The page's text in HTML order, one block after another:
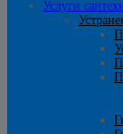
Услуги